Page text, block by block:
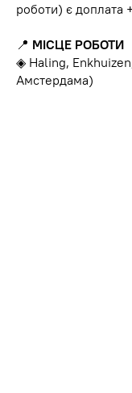
роботи) є доплата
📍 МІСЦЕ РОБОТИ
◈ Haling,
Амстердама)